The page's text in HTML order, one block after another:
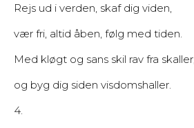
Rejs ud i verden, skaf dig viden,
vær fri, altid åben, følg med tiden.
Med kløgt og sans skil rav fra skaller,
og byg dig siden visdomshaller.
4.